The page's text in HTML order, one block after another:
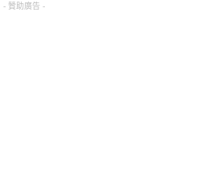
- 贊助廣告 -